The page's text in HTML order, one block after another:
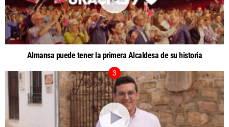
Almansa puede tener la primera Alcaldesa de su historia